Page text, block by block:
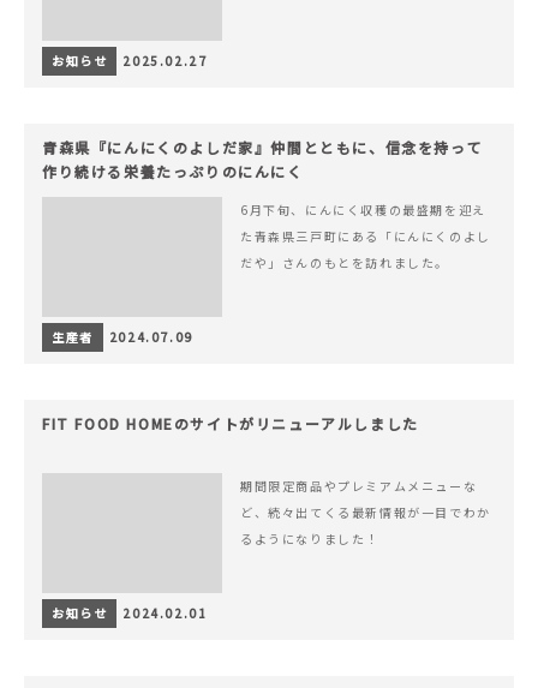
お知らせ 2025.02.27
青森県『にんにくのよしだ家』仲間とともに、信念を持って
作り続ける栄養たっぷりのにんにく
6月下旬、にんにく収穫の最盛期を迎え
た青森県三戸町にある「にんにくのよし
だや」さんのもとを訪れました。
生産者 2024.07.09
FIT FOOD HOMEのサイトがリニューアルしました
期間限定商品やプレミアムメニューな
ど、続々出てくる最新情報が一目でわか
るようになりました！
お知らせ 2024.02.01